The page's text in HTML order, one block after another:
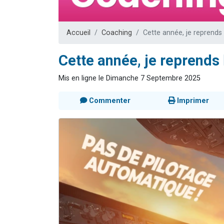
13
30
Il reste
12
Accueil Coaching Cette année, je
Cette année, je
Mis en ligne le Dimanche 7 Septembre 2025
Commenter Imprimer